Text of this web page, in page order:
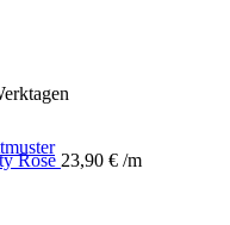
Rose 23,90 € /m